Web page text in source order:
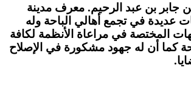
بن جابر بن عبد الرحيم. معرف مدينة
عديدة في تجمع أهالي الباحة وله
المختصة في مراعاة الأنظمة لكافة
كما أن له جهود مشكورة في الإصلاح